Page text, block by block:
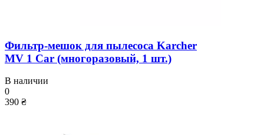
Фильтр-мешок для пылесоса Karcher
MV 1 Car (многоразовый, 1 шт.)
В наличии
0
390 ₴